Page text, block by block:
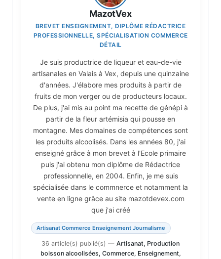
MazotVex
BREVET ENSEIGNEMENT, DIPLÔME RÉDACTRICE
PROFESSIONNELLE, SPÉCIALISATION COMMERCE
DÉTAIL
Je suis productrice de liqueur et eau-de-vie
artisanales en Valais à Vex, depuis une quinzaine
d'années. J'élabore mes produits à partir de
fruits de mon verger ou de producteurs locaux.
De plus, j'ai mis au point ma recette de génépi à
partir de la fleur artémisia qui pousse en
montagne. Mes domaines de compétences sont
les produits alcoolisés. Dans les années 80, j'ai
enseigné grâce à mon brevet à l'Ecole primaire
puis j'ai obtenu mon diplôme de Rédactrice
professionnelle, en 2004. Enfin, je me suis
spécialisée dans le commnerce et notamment la
vente en ligne grâce au site mazotdevex.com
que j'ai créé
Artisanat Commerce Enseignement Journalisme
36 article(s) publié(s) — Artisanat, Production
boisson alcoolisées, Commerce, Enseignement,